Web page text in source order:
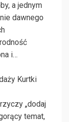
a jednym
dawnego
i…
Kurtki
„dodaj
temat,